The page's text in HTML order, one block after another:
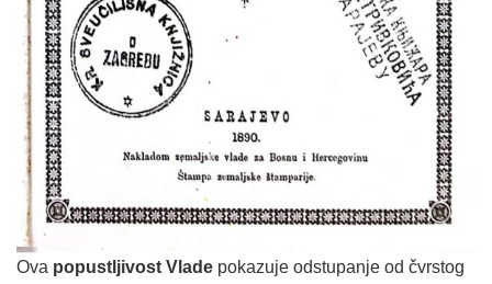
Ova popustljivost Vlade pokazuje odstupanje od čvrstog